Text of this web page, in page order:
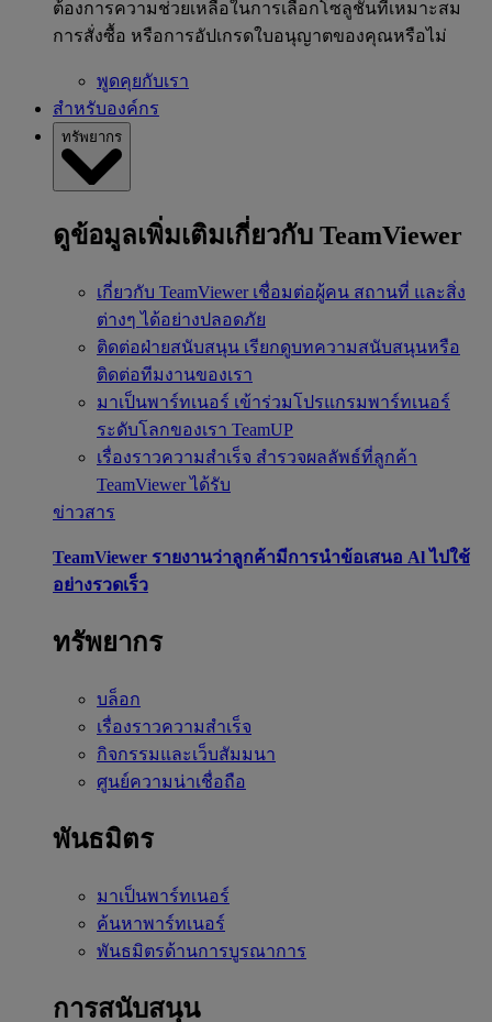
ต้องการความช่วยเหลือในการเลือกโซลูชันที่เหมาะสม
การสั่งซื้อ หรือการอัปเกรดใบอนุญาตของคุณหรือไม่
พูดคุยกับเรา
สำหรับองค์กร
ทรัพยากร
ดูข้อมูลเพิ่มเติมเกี่ยวกับ TeamViewer
เกี่ยวกับ TeamViewer เชื่อมต่อผู้คน สถานที่ และสิ่ง
ต่างๆ ได้อย่างปลอดภัย
ติดต่อฝ่ายสนับสนุน เรียกดูบทความสนับสนุนหรือ
ติดต่อทีมงานของเรา
มาเป็นพาร์ทเนอร์ เข้าร่วมโปรแกรมพาร์ทเนอร์
ระดับโลกของเรา TeamUP
เรื่องราวความสำเร็จ สำรวจผลลัพธ์ที่ลูกค้า
TeamViewer ได้รับ
ข่าวสาร
TeamViewer รายงานว่าลูกค้ามีการนำข้อเสนอ Al ไปใช้
อย่างรวดเร็ว
ทรัพยากร
บล็อก
เรื่องราวความสำเร็จ
กิจกรรมและเว็บสัมมนา
ศูนย์ความน่าเชื่อถือ
พันธมิตร
มาเป็นพาร์ทเนอร์
ค้นหาพาร์ทเนอร์
พันธมิตรด้านการบูรณาการ
การสนับสนุน